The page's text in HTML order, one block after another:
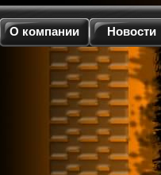
О компании Новости